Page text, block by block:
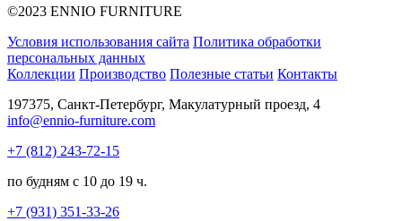
©2023 ENNIO FURNITURE
Условия использования сайта Политика обработки
персональных данных
Коллекции Производство Полезные статьи Контакты
197375, Санкт-Петербург, Макулатурный проезд, 4
info@ennio-furniture.com
+7 (812) 243-72-15
по будням с 10 до 19 ч.
+7 (931) 351-33-26